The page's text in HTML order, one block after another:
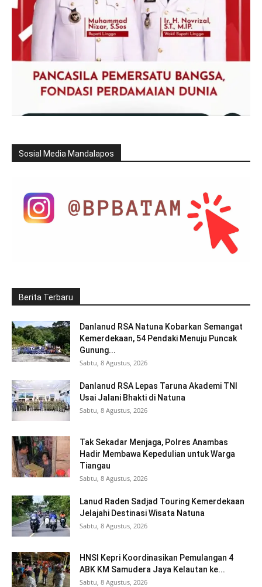
Sosial Media Mandalapos
Berita Terbaru
Danlanud RSA Natuna Kobarkan Semangat
Kemerdekaan, 54 Pendaki Menuju Puncak
Gunung...
Sabtu, 8 Agustus, 2026
Danlanud RSA Lepas Taruna Akademi TNI
Usai Jalani Bhakti di Natuna
Sabtu, 8 Agustus, 2026
Tak Sekadar Menjaga, Polres Anambas
Hadir Membawa Kepedulian untuk Warga
Tiangau
Sabtu, 8 Agustus, 2026
Lanud Raden Sadjad Touring Kemerdekaan
Jelajahi Destinasi Wisata Natuna
Sabtu, 8 Agustus, 2026
HNSI Kepri Koordinasikan Pemulangan 4
ABK KM Samudera Jaya Kelautan ke...
Sabtu, 8 Agustus, 2026